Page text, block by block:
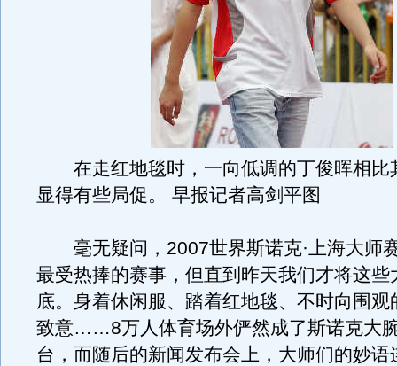
在走红地毯时，一向低调的丁俊晖相比
显得有些局促。 早报记者高剑平图
毫无疑问，2007世界斯诺克·上海大师
最受热捧的赛事，但直到昨天我们才将这些
底。身着休闲服、踏着红地毯、不时向围观
致意……8万人体育场外俨然成了斯诺克大
台，而随后的新闻发布会上，大师们的妙语